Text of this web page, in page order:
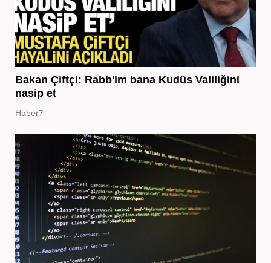
Bakan Çiftçi: Rabb'im bana Kudüs Valiliğini
nasip et
Haber7